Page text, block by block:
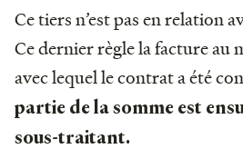
Ce tiers n’est pas en relation
Ce dernier règle la facture
avec lequel le contrat a été
partie de la somme est
sous-traitant.